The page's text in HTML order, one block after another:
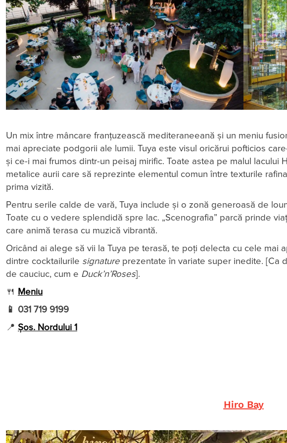
Un mix între mâncare franţuzească mediteraneeană şi un meniu
mai apreciate podgorii ale lumii. Tuya este visul oricărui pofticios
şi ce-i mai frumos dintr-un peisaj mirific. Toate astea pe malul lacului
metalice aurii care să reprezinte elementul comun între texturile
prima vizită.
Pentru serile calde de vară, Tuya include şi o zonă generoasă de
Toate cu o vedere splendidă spre lac. „Scenografia” parcă prinde
care animă terasa cu muzică vibrantă.
Oricând ai alege să vii la Tuya pe terasă, te poți delecta cu cele mai
dintre cocktailurile signature prezentate în variate super inedite. [Ca
de cauciuc, cum e Duck’n’Roses].
🍴
Meniu
📱 031 719 9199
📍 Șos. Nordului 1
Hiro Bay